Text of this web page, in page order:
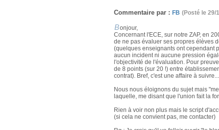
Commentaire par : FB (Posté le 29/
Bonjour,
Concernant l'ECE, sur notre ZAP, en
de ne pas évaluer ses propres élèves
(quelques enseignants ont cependant
aucun incident ni aucune pression
l'objectivité de l'évaluation. Pour
de 8 points (sur 20 !) entre
contrat). Bref, c'est une affaire à suivre...
Nous nous éloignons du sujet mais
laquelle, me disant que l'union fait la
Rien à voir non plus mais le script
(si cela ne convient pas, me contacter)